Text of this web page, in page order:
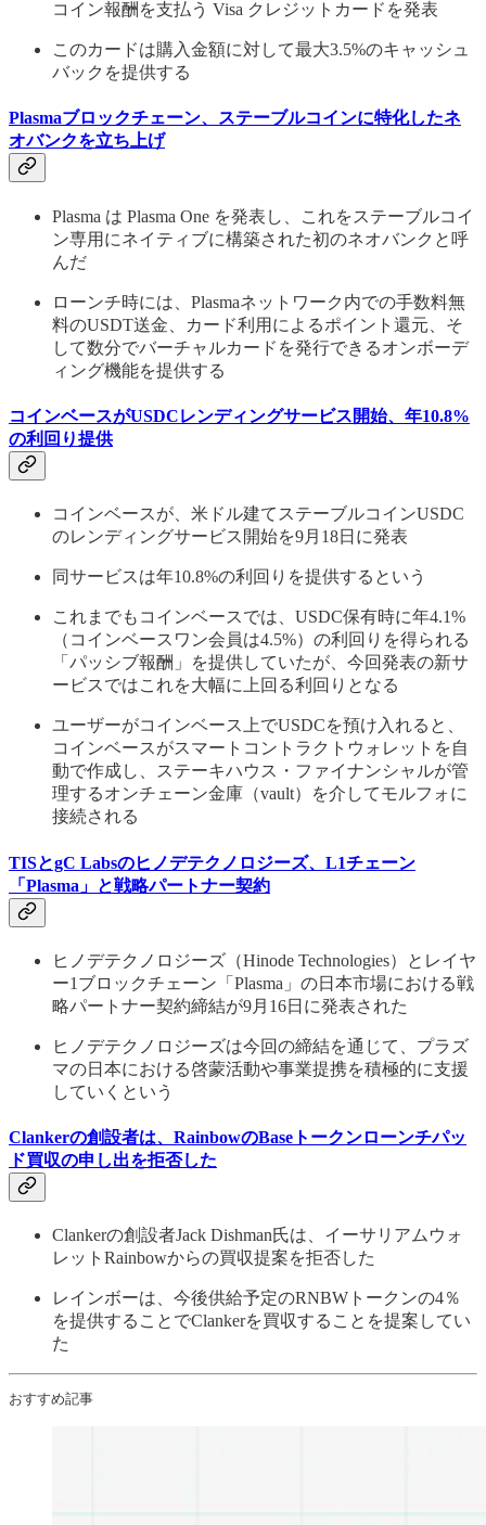
コイン報酬を支払う Visa クレジットカードを発表
このカードは購入金額に対して最大3.5%のキャッシュ
バックを提供する
Plasmaブロックチェーン、ステーブルコインに特化したネ
オバンクを立ち上げ
Plasma は Plasma One を発表し、これをステーブルコイ
ン専用にネイティブに構築された初のネオバンクと呼
んだ
ローンチ時には、Plasmaネットワーク内での手数料無
料のUSDT送金、カード利用によるポイント還元、そ
して数分でバーチャルカードを発行できるオンボーデ
ィング機能を提供する
コインベースがUSDCレンディングサービス開始、年10.8%
の利回り提供
コインベースが、米ドル建てステーブルコインUSDC
のレンディングサービス開始を9月18日に発表
同サービスは年10.8%の利回りを提供するという
これまでもコインベースでは、USDC保有時に年4.1%
（コインベースワン会員は4.5%）の利回りを得られる
「パッシブ報酬」を提供していたが、今回発表の新サ
ービスではこれを大幅に上回る利回りとなる
ユーザーがコインベース上でUSDCを預け入れると、
コインベースがスマートコントラクトウォレットを自
動で作成し、ステーキハウス・ファイナンシャルが管
理するオンチェーン金庫（vault）を介してモルフォに
接続される
TISとgC Labsのヒノデテクノロジーズ、L1チェーン
「Plasma」と戦略パートナー契約
ヒノデテクノロジーズ（Hinode Technologies）とレイヤ
ー1ブロックチェーン「Plasma」の日本市場における戦
略パートナー契約締結が9月16日に発表された
ヒノデテクノロジーズは今回の締結を通じて、プラズ
マの日本における啓蒙活動や事業提携を積極的に支援
していくという
Clankerの創設者は、RainbowのBaseトークンローンチパッ
ド買収の申し出を拒否した
Clankerの創設者Jack Dishman氏は、イーサリアムウォ
レットRainbowからの買収提案を拒否した
レインボーは、今後供給予定のRNBWトークンの4％
を提供することでClankerを買収することを提案してい
た
おすすめ記事